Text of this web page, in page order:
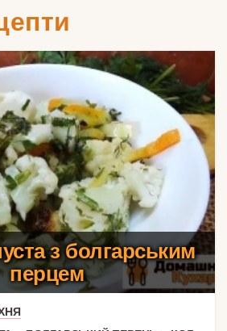
з болгарським
перцем